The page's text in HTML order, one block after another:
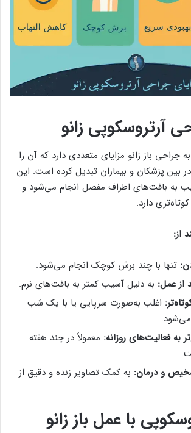
آرتروسکوپی زانو
جراحی باز زانو مزایای متعددی دارد که آن را
بین پزشکان و بیماران تبدیل کرده است. این
به بافت‌های اطراف مفصل انجام می‌شود و
دارد.
از:
تنها با چند برش کوچک انجام می‌شود.
از عمل: به دلیل آسیب کمتر به بافت‌های نرم.
اغلب به‌صورت سرپایی یا با یک شب
به فعالیت‌های روزانه: معمولاً در چند هفته
و درمان: به کمک تصاویر زنده و دقیق از
با عمل باز زانو